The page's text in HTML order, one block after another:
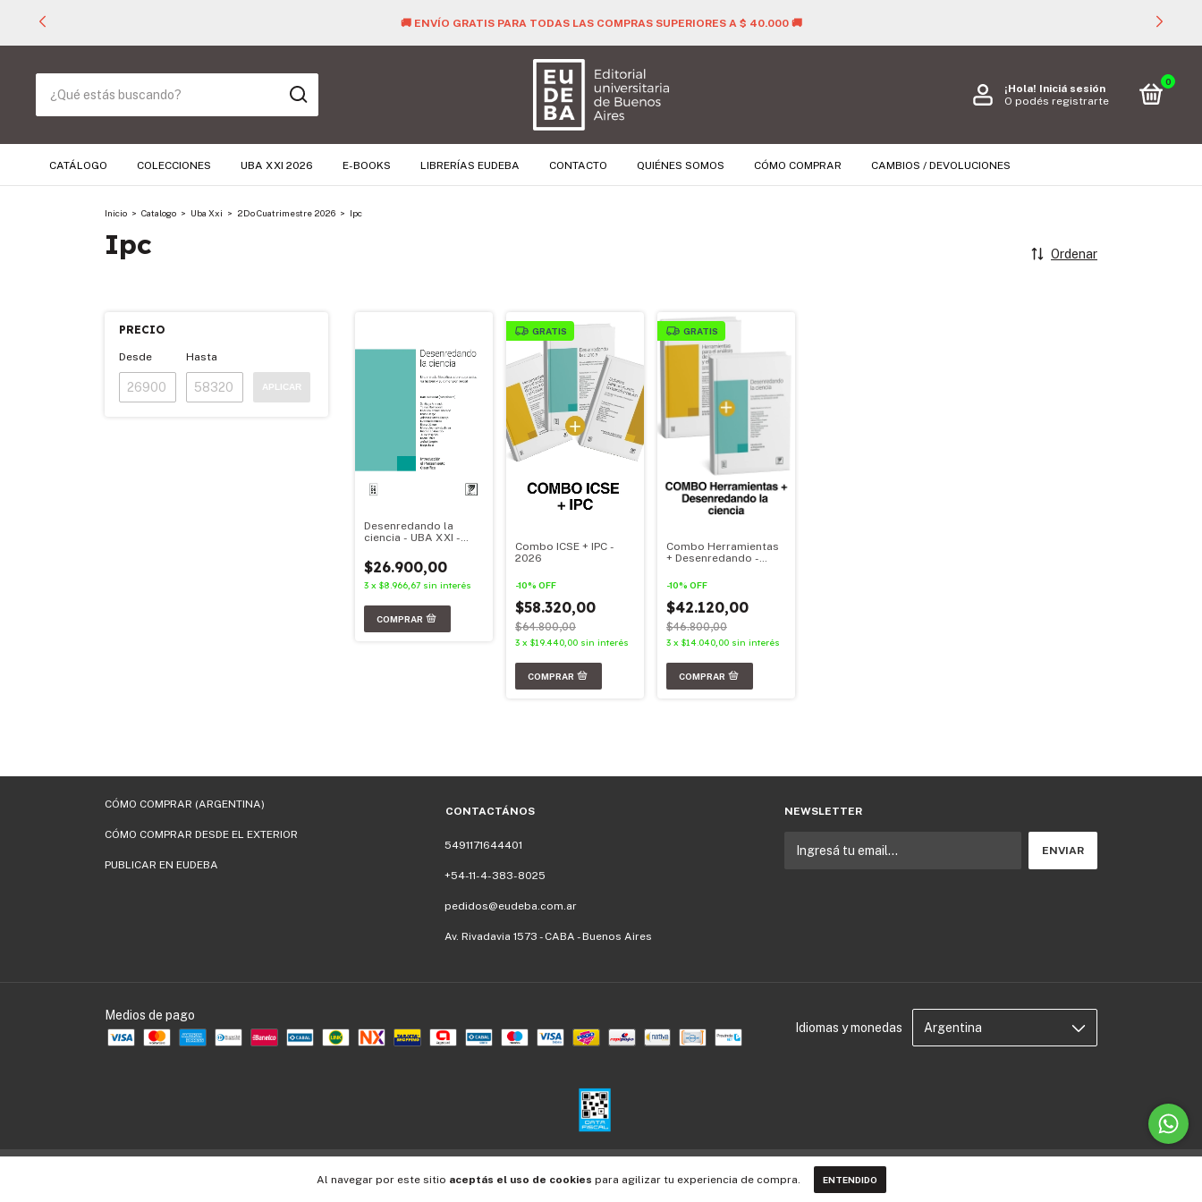
🚚 ENVÍO GRATIS PARA TODAS LAS COMPRAS SUPERIORES A $ 40.000 🚚
¡Hola! Iniciá sesión
O podés registrarte
0
CATÁLOGO COLECCIONES UBA XXI 2026 E-BOOKS LIBRERÍAS EUDEBA CONTACTO QUIÉNES SOMOS CÓMO COMPRAR CAMBIOS / DEVOLUCIONES
Al navegar por este sitio aceptás el uso de cookies para agilizar tu experiencia de compra. ENTENDIDO
Inicio > Catalogo > Uba Xxi > 2Do Cuatrimestre 2026 > Ipc
Ipc Ordenar
PRECIO
Desde Hasta
APLICAR
Desenredando la
ciencia - UBA XXI -
$26.900,00
3 x $8.966,67 sin interés
GRATIS
Combo ICSE + IPC -
2026
-10% OFF
$58.320,00
$64.800,00
3 x $19.440,00 sin interés
GRATIS
Combo Herramientas
+ Desenredando -
-10% OFF
$42.120,00
$46.800,00
3 x $14.040,00 sin interés
CÓMO COMPRAR (ARGENTINA)
CÓMO COMPRAR DESDE EL EXTERIOR
PUBLICAR EN EUDEBA
CONTACTÁNOS
5491171644401
+54-11-4-383-8025
pedidos@eudeba.com.ar
Av. Rivadavia 1573 - CABA - Buenos Aires
NEWSLETTER
Medios de pago
Idiomas y monedas